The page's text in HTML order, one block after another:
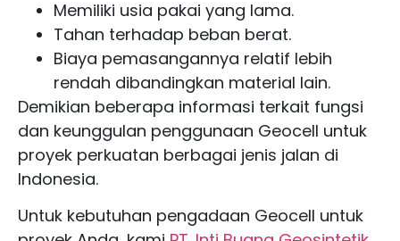
Memiliki usia pakai yang lama.
Tahan terhadap beban berat.
Biaya pemasangannya relatif lebih
rendah dibandingkan material lain.
Demikian beberapa informasi terkait fungsi
dan keunggulan penggunaan Geocell untuk
proyek perkuatan berbagai jenis jalan di
Indonesia.
Untuk kebutuhan pengadaan Geocell untuk